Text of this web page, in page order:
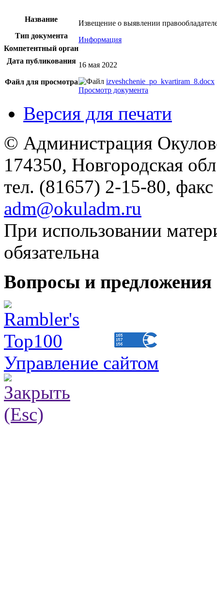
Название
Извещение о выявлении
Тип документа
Информация
Компетентный орган
Дата публикования 16 мая 2022
Файл для просмотра
izveshchenie_po_kvartiram_8.docx
Просмотр документа
Версия для печати
© Администрация
174350, Новгородская
тел. (81657) 2-15-80,
adm@okuladm.ru
При использовании
обязательна
Вопросы и
Управление сайтом